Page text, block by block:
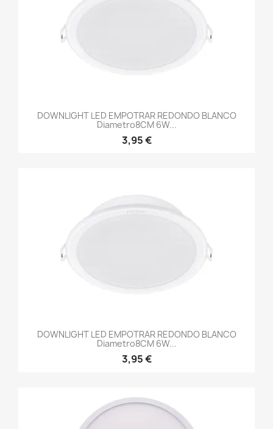
DOWNLIGHT LED EMPOTRAR REDONDO BLANCO
Diametro8CM 6W...
3,95 €
DOWNLIGHT LED EMPOTRAR REDONDO BLANCO
Diametro8CM 6W...
3,95 €